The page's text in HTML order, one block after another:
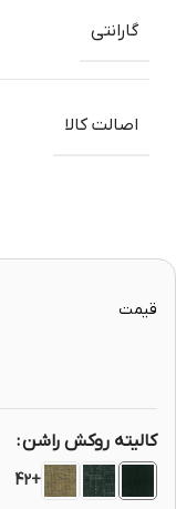
گارانتی
اصالت کالا
قیمت
کالیته روکش راشن
+42